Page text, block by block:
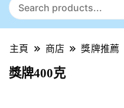
主頁 商店 獎牌推薦
獎牌400克